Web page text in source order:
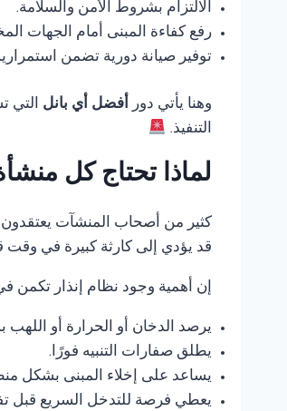
الالتزام بشروط الأمن والسلامة.
رفع كفاءة المبنى أمام الجهات
توفير صيانة دورية تضمن
وهنا يأتي دور أفضل أي بانل التي
التنفيذ.
لماذا تحتاج كل
كثير من أصحاب المنشآت يعتقدون
قد يؤدي إلى كارثة كبيرة في
إن أهمية وجود نظام إنذار تكمن
يرصد الدخان أو الحرارة أو اللهب
يطلق صفارات التنبيه فورًا.
يساعد على إخلاء المبنى بشكل
يعطي فرصة للتدخل السريع قبل